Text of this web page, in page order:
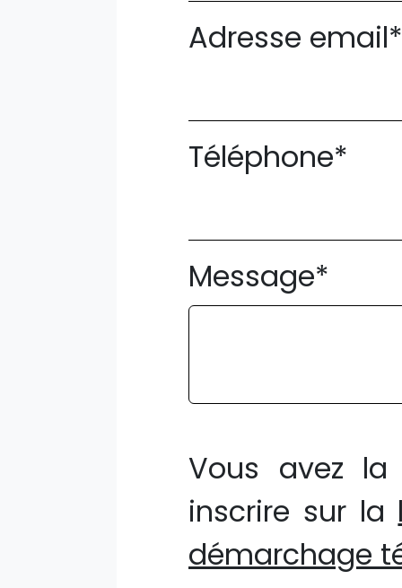
Adresse email*
Téléphone*
Message*
Vous avez
inscrire sur la
démarchage